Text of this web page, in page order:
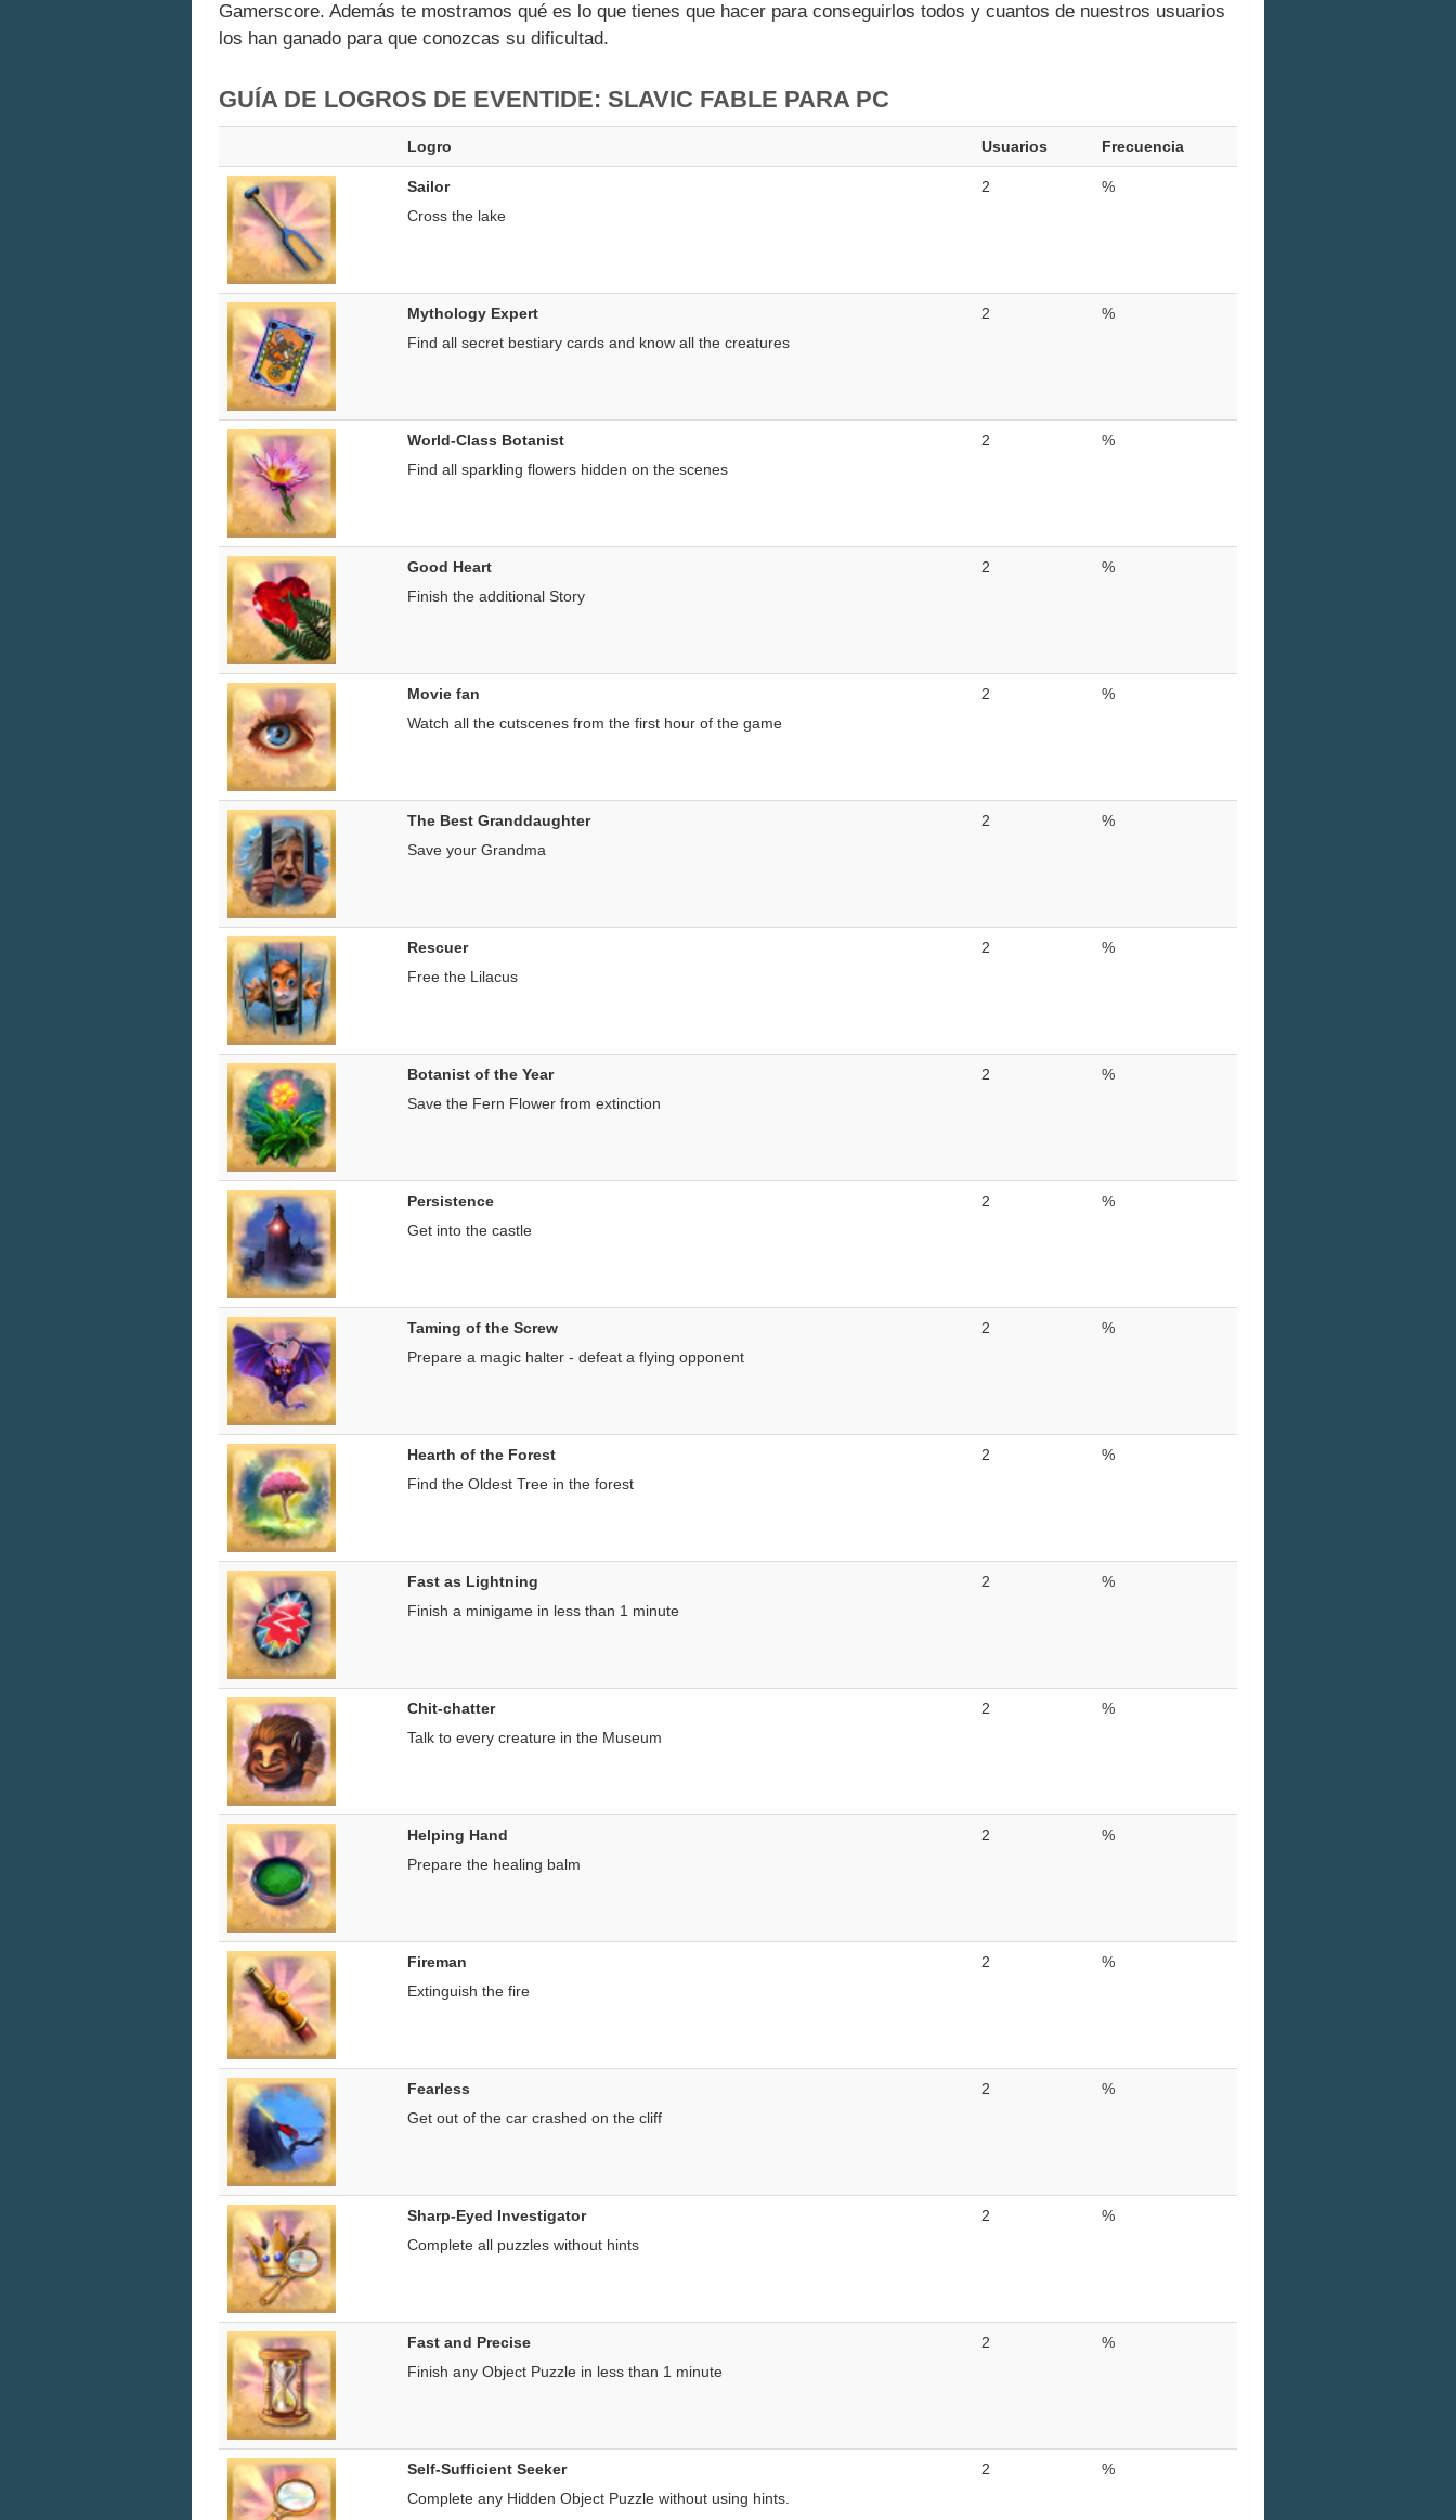
Gamerscore. Además te mostramos qué es lo que tienes que hacer para conseguirlos todos y cuantos de nuestros usuarios
los han ganado para que conozcas su dificultad.
GUÍA DE LOGROS DE EVENTIDE: SLAVIC FABLE PARA PC
Logro Usuarios Frecuencia
Sailor
Cross the lake
2 %
Mythology Expert
Find all secret bestiary cards and know all the creatures
2 %
World-Class Botanist
Find all sparkling flowers hidden on the scenes
2 %
Good Heart
Finish the additional Story
2 %
Movie fan
Watch all the cutscenes from the first hour of the game
2 %
The Best Granddaughter
Save your Grandma
2 %
Rescuer
Free the Lilacus
2 %
Botanist of the Year
Save the Fern Flower from extinction
2 %
Persistence
Get into the castle
2 %
Taming of the Screw
Prepare a magic halter - defeat a flying opponent
2 %
Hearth of the Forest
Find the Oldest Tree in the forest
2 %
Fast as Lightning
Finish a minigame in less than 1 minute
2 %
Chit-chatter
Talk to every creature in the Museum
2 %
Helping Hand
Prepare the healing balm
2 %
Fireman
Extinguish the fire
2 %
Fearless
Get out of the car crashed on the cliff
2 %
Sharp-Eyed Investigator
Complete all puzzles without hints
2 %
Fast and Precise
Finish any Object Puzzle in less than 1 minute
2 %
Self-Sufficient Seeker
Complete any Hidden Object Puzzle without using hints.
2 %